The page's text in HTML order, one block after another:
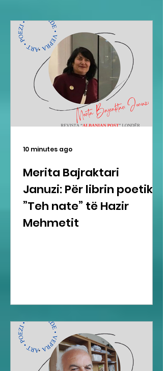
Merita Bajraktari
Januzi: Për librin poetik
”Teh nate” të Hazir
Mehmetit
10 minutes ago